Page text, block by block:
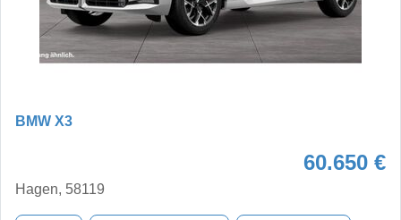
BMW X3
60.650 €
Hagen, 58119